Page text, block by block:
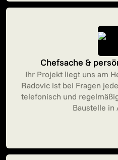
Chefsache &
Ihr Projekt liegt uns am
Radovic ist bei Fragen
telefonisch und
Baustelle in